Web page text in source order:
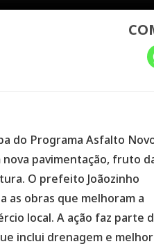
do Programa Asfalto
pavimentação, fruto
O prefeito Joãozinho
as obras que melhoram a
local. A ação faz parte
inclui drenagem e